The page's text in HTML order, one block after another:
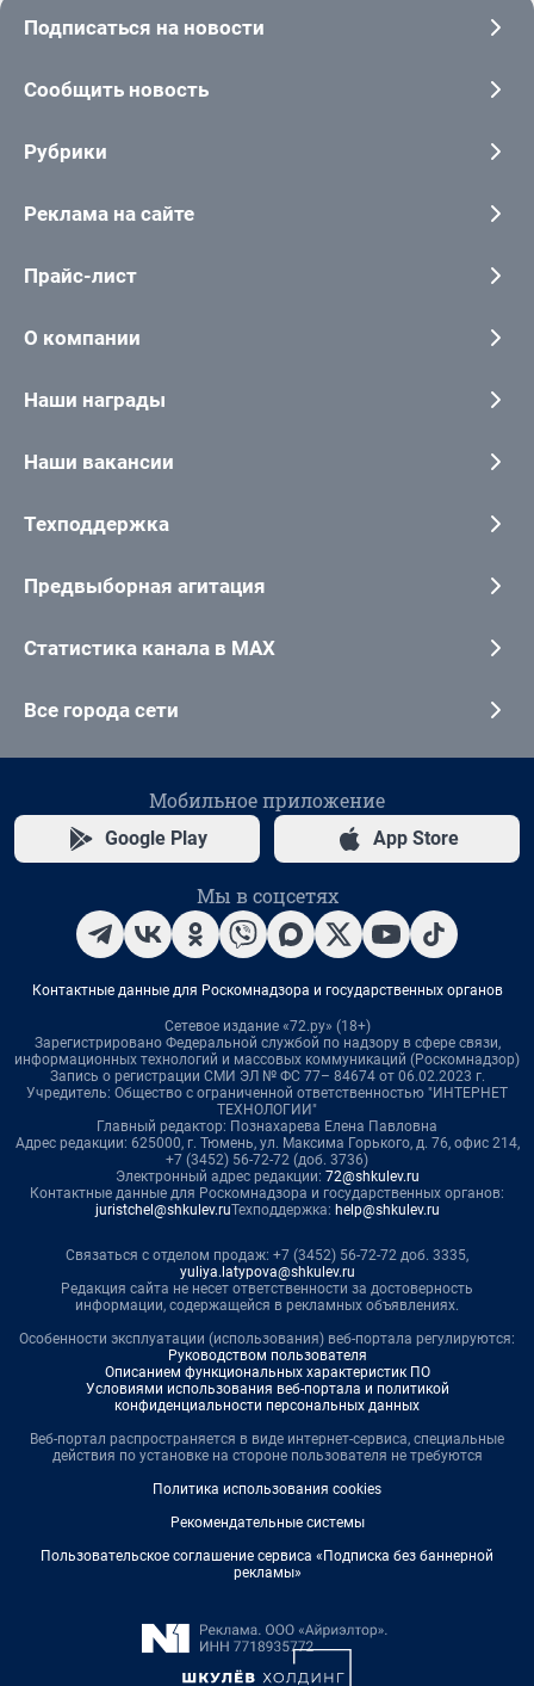
Подписаться на новости
Сообщить новость
Рубрики
Реклама на сайте
Прайс-лист
О компании
Наши награды
Наши вакансии
Техподдержка
Предвыборная агитация
Статистика канала в MAX
Все города сети
Мобильное приложение
Google Play App Store
Мы в соцсетях
Контактные данные для Роскомнадзора и государственных органов
Сетевое издание «72.ру» (18+)
Зарегистрировано Федеральной службой по надзору в сфере связи,
информационных технологий и массовых коммуникаций (Роскомнадзор)
Запись о регистрации СМИ ЭЛ № ФС 77– 84674 от 06.02.2023 г.
Учредитель: Общество с ограниченной ответственностью "ИНТЕРНЕТ
ТЕХНОЛОГИИ"
Главный редактор: Познахарева Елена Павловна
Адрес редакции: 625000, г. Тюмень, ул. Максима Горького, д. 76, офис 214,
+7 (3452) 56-72-72 (доб. 3736)
Электронный адрес редакции: 72@shkulev.ru
Контактные данные для Роскомнадзора и государственных органов:
juristchel@shkulev.ruТехподдержка: help@shkulev.ru
Связаться с отделом продаж: +7 (3452) 56-72-72 доб. 3335,
yuliya.latypova@shkulev.ru
Редакция сайта не несет ответственности за достоверность
информации, содержащейся в рекламных объявлениях.
Особенности эксплуатации (использования) веб-портала регулируются:
Руководством пользователя
Описанием функциональных характеристик ПО
Условиями использования веб-портала и политикой
конфиденциальности персональных данных
Веб-портал распространяется в виде интернет-сервиса, специальные
действия по установке на стороне пользователя не требуются
Политика использования cookies
Рекомендательные системы
Пользовательское соглашение сервиса «Подписка без баннерной
рекламы»